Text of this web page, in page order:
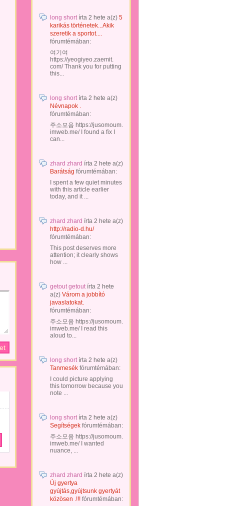
long shortírta 2 hete a(z) 5
karikás történetek...Akik
szeretik a sportot....
fórumtémában:
여기여
https://yeogiyeo.zaemit.
com/ Thank you for putting
this...
long shortírta 2 hete a(z)
Névnapok .
fórumtémában:
주소모음 https://jusomoum.
imweb.me/ I found a fix I
can...
zhard zhard írta 2 hete a(z)
Barátság fórumtémában:
I spent a few quiet minutes
with this article earlier
today, and it ...
zhard zhard írta 2 hete a(z)
http://radio-d.hu/
fórumtémában:
This post deserves more
attention; it clearly shows
how ...
getout getoutírta 2 hete
a(z) Várom a jobbító
javaslatokat.
fórumtémában:
주소모음 https://jusomoum.
imweb.me/ I read this
aloud to...
long shortírta 2 hete a(z)
Tanmesék fórumtémában:
I could picture applying
this tomorrow because you
note ...
long shortírta 2 hete a(z)
Segítségek fórumtémában:
주소모음 https://jusomoum.
imweb.me/ I wanted
nuance, ...
zhard zhard írta 2 hete a(z)
Új gyertya
gyújtás,gyújtsunk gyertyát
közösen .!!! fórumtémában: